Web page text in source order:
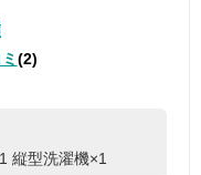
(2)
縦型洗濯機×1